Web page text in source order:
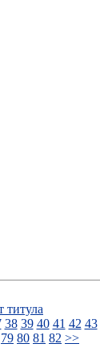
титула
38 39 40 41 42 43
79 80 81 82 >>